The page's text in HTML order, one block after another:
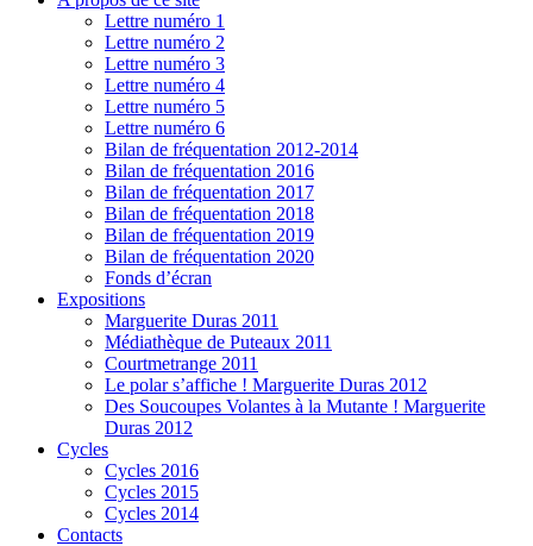
Lettre numéro 1
Lettre numéro 2
Lettre numéro 3
Lettre numéro 4
Lettre numéro 5
Lettre numéro 6
Bilan de fréquentation 2012-2014
Bilan de fréquentation 2016
Bilan de fréquentation 2017
Bilan de fréquentation 2018
Bilan de fréquentation 2019
Bilan de fréquentation 2020
Fonds d’écran
Expositions
Marguerite Duras 2011
Médiathèque de Puteaux 2011
Courtmetrange 2011
Le polar s’affiche ! Marguerite Duras 2012
Des Soucoupes Volantes à la Mutante ! Marguerite
Duras 2012
Cycles
Cycles 2016
Cycles 2015
Cycles 2014
Contacts